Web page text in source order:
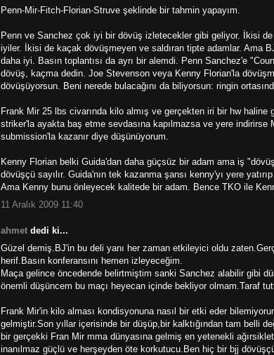
Penn-Mir-Fitch-Florian-Struve şeklinde bir tahmin yapayım.
Penn ve Sanchez çok iyi bir dövüş izletecekler gibi geliyor. İkisi
iyiler. İkisi de kaçak dövüşmeyen ve saldıran tipte adamlar. Ama
daha iyi. Basın toplantısı da ayrı bir alemdi. Penn Sanchez'e
dövüş, kaçma dedin. Joe Stevenson veya Kenny Florian'la
dövüşüyorsun. Beni nerede bulacağını da biliyorsun: ringin
Frank Mir 25 lbs civarında kilo almış ve gerçekten iri bir hw haline
striker'la ayakta baş etme sevdasına kapılmazsa ve yere indirirse
submission'la kazanır diye düşünüyorum.
Kenny Florian belki Guida'dan daha güçsüz bir adam ama iş
dövüşçü sayılır. Guida'nın tek kazanma şansı kenny'yı yere
Ama Kenny bunu önleyecek kalitede bir adam. Bence TKO ile
11 Aralık 2009 11:40
ahmet dedi ki...
Güzel demiş.BJ'in bu deli yanı her zaman etkileyici oldu
herif.Basın konferansını hemen izleyeceğim.
Maça gelince öncedende belirtmiştim sanki Sanchez alabilir gibi
önemli düşüncem bu maçı heyecan içinde bekliyor olmam.Taraf
Frank Mir'in kilo alması kondisyonuna nasıl bir etki eder
gelmiştir.Son yıllar içerisinde bir düşüp,bir kalktığından tam belli
bir gerçekki Fran Mir mma dünyasına gelmiş en yetenekli
inanılmaz güçlü ve herşeyden öte korkutucu.Ben hiç bir bjj